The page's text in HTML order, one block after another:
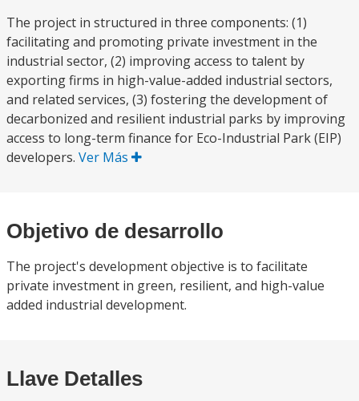
The project in structured in three components: (1)
facilitating and promoting private investment in the
industrial sector, (2) improving access to talent by
exporting firms in high-value-added industrial sectors,
and related services, (3) fostering the development of
decarbonized and resilient industrial parks by improving
access to long-term finance for Eco-Industrial Park (EIP)
developers. Ver Más
Objetivo de desarrollo
The project's development objective is to facilitate
private investment in green, resilient, and high-value
added industrial development.
Llave Detalles